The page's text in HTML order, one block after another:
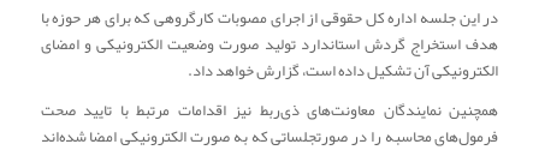
در این جلسه اداره کل حقوقی از اجرای مصوبات کارگروهی که برای هر حوزه با
هدف استخراج گردش استاندارد تولید صورت وضعیت الکترونیکی و امضای
الکترونیکی آن تشکیل داده است، گزارش خواهد داد.
همچنین نمایندگان معاونت‌های ذی‌ربط نیز اقدامات مرتبط با تایید صحت
فرمول‌های محاسبه را در صورتجلساتی که به صورت الکترونیکی امضا شده‌اند